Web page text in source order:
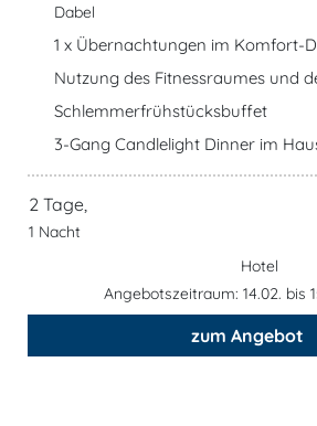
Dabel
1 x Übernachtungen im Komfort-
Nutzung des Fitnessraumes und
Schlemmerfrühstücksbuffet
3-Gang Candlelight Dinner im
2 Tage,
1 Nacht
Hotel
Angebotszeitraum: 14.02. bis
zum Angebot